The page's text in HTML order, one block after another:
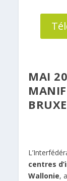
MAI
centres
Wallonie,